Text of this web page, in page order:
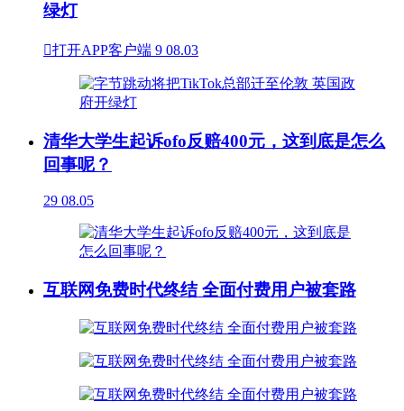
绿灯
打开APP客户端 9 08.03
清华大学生起诉ofo反赔400元，这到底是怎么
回事呢？
29 08.05
互联网免费时代终结 全面付费用户被套路